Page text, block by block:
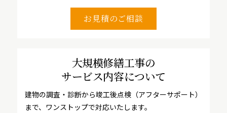
お見積のご相談
大規模修繕工事の
サービス内容について
建物の調査・診断から竣工後点検（アフターサポート）
まで、ワンストップで対応いたします。